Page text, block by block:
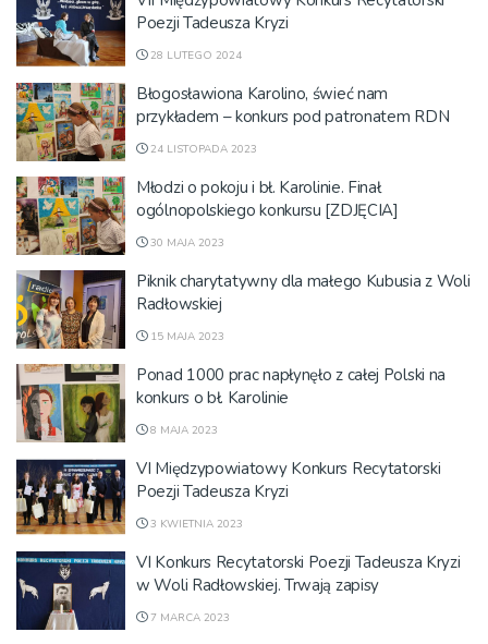
Poezji Tadeusza Kryzi
28 LUTEGO 2024
Błogosławiona Karolino, świeć nam
przykładem – konkurs pod patronatem RDN
24 LISTOPADA 2023
Młodzi o pokoju i bł. Karolinie. Finał
ogólnopolskiego konkursu [ZDJĘCIA]
30 MAJA 2023
Piknik charytatywny dla małego Kubusia z Woli
Radłowskiej
15 MAJA 2023
Ponad 1000 prac napłynęło z całej Polski na
konkurs o bł. Karolinie
8 MAJA 2023
VI Międzypowiatowy Konkurs Recytatorski
Poezji Tadeusza Kryzi
3 KWIETNIA 2023
VI Konkurs Recytatorski Poezji Tadeusza Kryzi
w Woli Radłowskiej. Trwają zapisy
7 MARCA 2023